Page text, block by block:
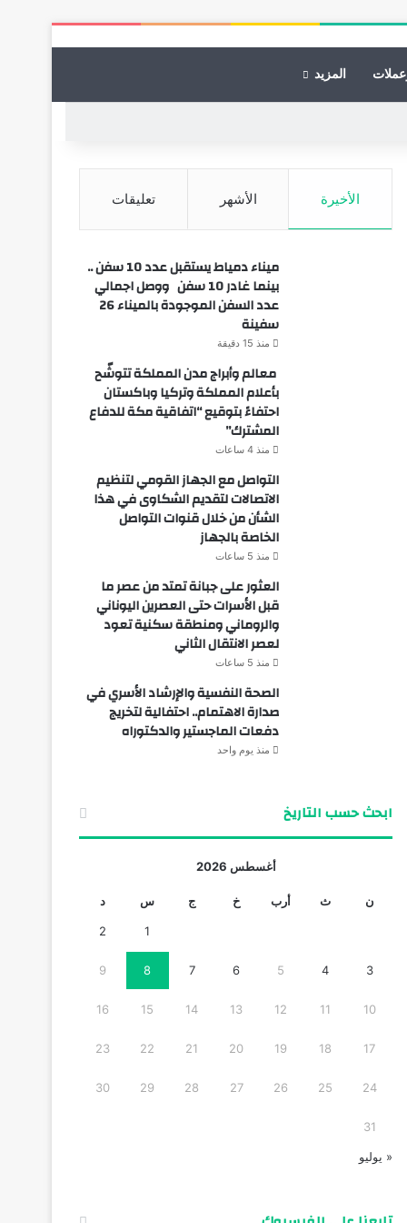
المزيد
الأخيرة الأشهر تعليقات
ميناء دمياط يستقبل عدد 10 سفن ..
بينما غادر 10 سفن ووصل اجمالي
عدد السفن الموجودة بالميناء 26
سفينة
منذ 15 دقيقة
معالم وأبراج مدن المملكة تتوشّح
بأعلام المملكة وتركيا وباكستان
احتفاءً بتوقيع “اتفاقية مكة للدفاع
المشترك”
منذ 4 ساعات
التواصل مع الجهاز القومي لتنظيم
الاتصالات لتقديم الشكاوى في هذا
الشأن من خلال قنوات التواصل
الخاصة بالجهاز
منذ 5 ساعات
العثور على جبانة تمتد من عصر ما
قبل الأسرات حتى العصرين اليوناني
والروماني ومنطقة سكنية تعود
لعصر الانتقال الثاني
منذ 5 ساعات
الصحة النفسية والإرشاد الأسري في
صدارة الاهتمام.. احتفالية لتخريج
دفعات الماجستير والدكتوراه
منذ يوم واحد
ابحث حسب التاريخ
أغسطس 2026
ن ث أرب خ ج س د
1
2
3
4
5
6
7
8
9
10
11
12
13
14
15
16
17
18
19
20
21
22
23
24
25
26
27
28
29
30
31
« يوليو